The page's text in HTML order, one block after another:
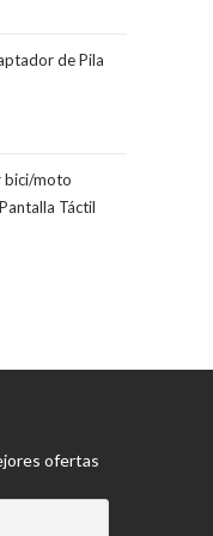
de Pila
bici/moto
Táctil
ofertas